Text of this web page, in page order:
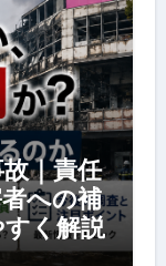
｜責任
への補
く解説